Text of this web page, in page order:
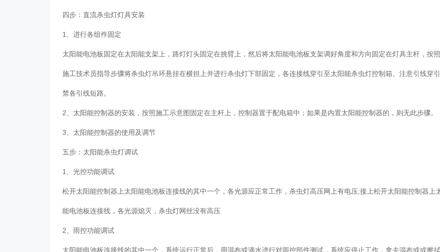
四步：直流杀虫灯灯具安装
1、进行各组件固定
太阳能电池板固定在太阳能支架上，路灯灯头固定在挑臂上，然后将太阳能电池板支架调好角度和方向固定在灯具主杆，按
施工技术员指导步骤将杀虫灯吊环悬挂在横担上并进行杀虫灯下部固定，各连接线穿引至太阳能杀虫灯控制箱。注意引线穿
禁各引线短路。
2、太阳能控制器的安装，按照施工示意图固定在主杆上，控制器置于配电箱中；如果是内置太阳能控制器的，则无此步骤。
3、太阳能控制器的使用及调节
五步：太阳能杀虫灯调试
1、光控功能调试
松开太阳能控制器上太阳能电池板连接线的其中一个，各光源应正常工作，杀虫灯高压网上有电压;接上松开太阳能控制器上
能电池板连接线，各光源熄灭，杀虫灯网丝没有高压
2、雨控功能调试
太阳能电池板连接线的其中一个，系统运行正常后，用湿布或滴水进行对雨控部件测试，系统应停止工作，拿去湿布或或擦